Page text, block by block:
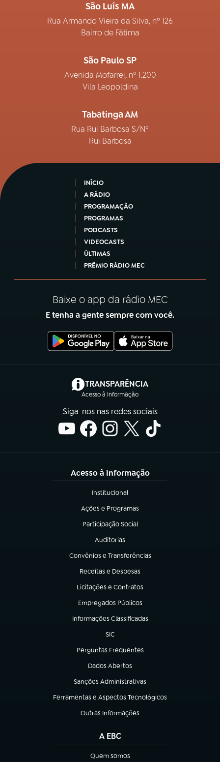
São Luís MA
Rua Armando Vieira da Silva, nº 126
Bairro de Fátima
São Paulo SP
Avenida Mofarrej, nº 1.200
Vila Leopoldina
Tabatinga AM
Rua Rui Barbosa S/Nº
Rui Barbosa
INÍCIO
A RÁDIO
PROGRAMAÇÃO
PROGRAMAS
PODCASTS
VIDEOCASTS
ÚLTIMAS
PRÊMIO RÁDIO MEC
Baixe o app da rádio MEC
E tenha a gente sempre com você.
TRANSPARÊNCIA
Acesso à Informação
(abre em nova aba)
Siga-nos nas redes sociais
Acesso à Informação
Institucional
(abre em nova aba)
Ações e Programas
(abre em nova aba)
Participação Social
(abre em nova aba)
Auditorias
(abre em nova aba)
Convênios e Transferências
(abre em nova aba)
Receitas e Despesas
(abre em nova aba)
Licitações e Contratos
(abre em nova aba)
Empregados Públicos
(abre em nova aba)
Informações Classificadas
(abre em nova aba)
SIC
(abre em nova aba)
Perguntas Frequentes
(abre em nova aba)
Dados Abertos
(abre em nova aba)
Sanções Administrativas
(abre em nova aba)
Ferramentas e Aspectos Tecnológicos
(abre em nova aba)
Outras Informações
(abre em nova aba)
A EBC
Quem somos
(abre em nova aba)